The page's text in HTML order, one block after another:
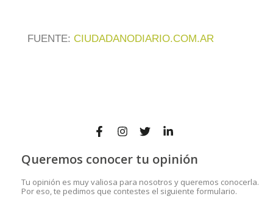
FUENTE: CIUDADANODIARIO.COM.AR
Queremos conocer tu opinión
Tu opinión es muy valiosa para nosotros y queremos conocerla.
Por eso, te pedimos que contestes el siguiente formulario.